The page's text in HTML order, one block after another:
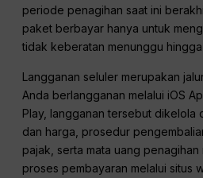
periode penagihan saat ini
paket berbayar hanya untuk
tidak keberatan menunggu
Langganan seluler merupakan
Anda berlangganan melalui iOS
Play, langganan tersebut dikelola
dan harga, prosedur
pajak, serta mata uang
proses pembayaran melalui situs